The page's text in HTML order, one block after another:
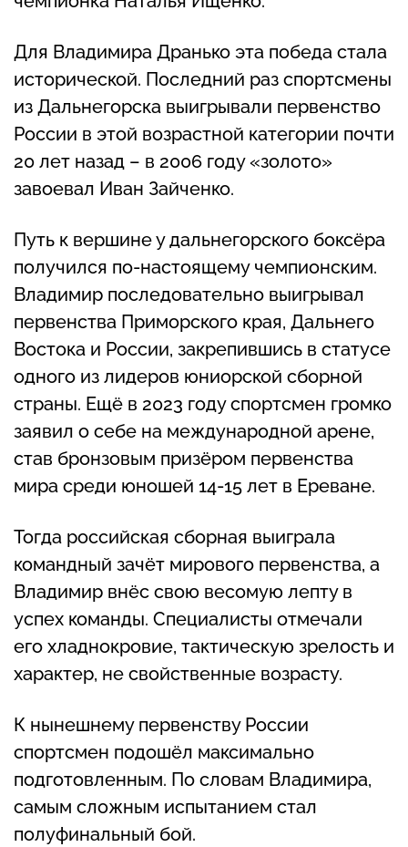
Для Владимира Дранько эта победа стала
исторической. Последний раз спортсмены
из Дальнегорска выигрывали первенство
России в этой возрастной категории почти
20 лет назад – в 2006 году «золото»
завоевал Иван Зайченко.
Путь к вершине у дальнегорского боксёра
получился по-настоящему чемпионским.
Владимир последовательно выигрывал
первенства Приморского края, Дальнего
Востока и России, закрепившись в статусе
одного из лидеров юниорской сборной
страны. Ещё в 2023 году спортсмен громко
заявил о себе на международной арене,
став бронзовым призёром первенства
мира среди юношей 14-15 лет в Ереване.
Тогда российская сборная выиграла
командный зачёт мирового первенства, а
Владимир внёс свою весомую лепту в
успех команды. Специалисты отмечали
его хладнокровие, тактическую зрелость и
характер, не свойственные возрасту.
К нынешнему первенству России
спортсмен подошёл максимально
подготовленным. По словам Владимира,
самым сложным испытанием стал
полуфинальный бой.